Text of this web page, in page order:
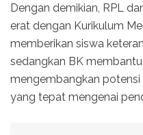
Dengan demikian, RPL
erat dengan Kurikulum
memberikan siswa
sedangkan BK
mengembangkan
yang tepat mengenai